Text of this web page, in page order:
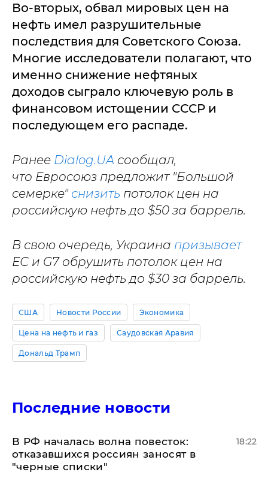
Во-вторых, обвал мировых цен на
нефть имел разрушительные
последствия для Советского Союза.
Многие исследователи полагают, что
именно снижение нефтяных
доходов сыграло ключевую роль в
финансовом истощении СССР и
последующем его распаде.
Ранее Dialog.UA сообщал,
что Евросоюз предложит "Большой
семерке" снизить потолок цен на
российскую нефть до $50 за баррель.
В свою очередь, Украина призывает
ЕС и G7 обрушить потолок цен на
российскую нефть до $30 за баррель.
США Новости России Экономика
Цена на нефть и газ Саудовская Аравия
Дональд Трамп
Последние новости
​В РФ началась волна повесток:
отказавшихся россиян заносят в
"черные списки"
18:22